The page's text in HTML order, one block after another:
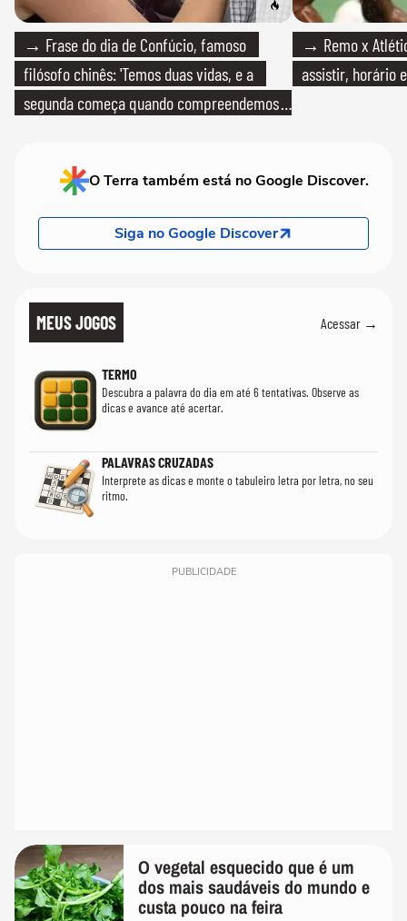
→ Frase do dia de Confúcio, famoso
filósofo chinês: 'Temos duas vidas, e a
segunda começa quando compreendemos
→ Remo x
assistir, horário
O Terra também está no Google Discover.
Siga no Google Discover
MEUS JOGOS Acessar →
TERMO
Descubra a palavra do dia em até 6 tentativas. Observe as
dicas e avance até acertar.
PALAVRAS CRUZADAS
Interprete as dicas e monte o tabuleiro letra por letra, no seu
ritmo.
PUBLICIDADE
O vegetal esquecido que é um
dos mais saudáveis do mundo e
custa pouco na feira